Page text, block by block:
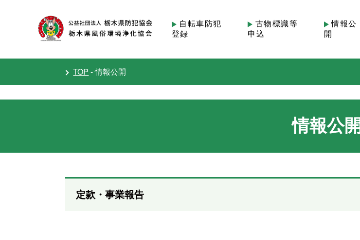
自転車防犯
登録
古物標識等
申込
情報公
開
TOP - 情報公開
情報公開
定款・事業報告